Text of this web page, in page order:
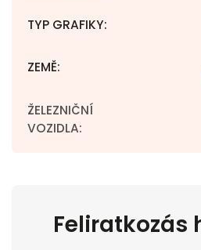
TYP GRAFIKY:
ZEMĚ:
ŽELEZNIČNÍ
VOZIDLA:
Feliratkozás